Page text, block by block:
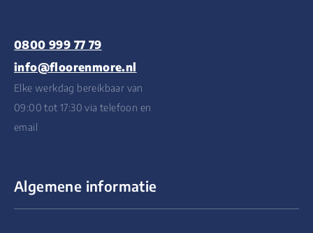
0800 999 77 79
info@floorenmore.nl
Elke werkdag bereikbaar van
09:00 tot 17:30 via telefoon en
email
Algemene informatie